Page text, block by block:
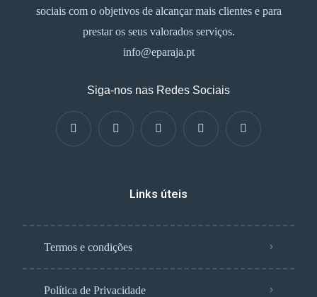
sociais com o objetivos de alcançar mais clientes e para
prestar os seus valorados serviços.
info@eparaja.pt
Siga-nos nas Redes Sociais
Links úteis
Termos e condições
Política de Privacidade